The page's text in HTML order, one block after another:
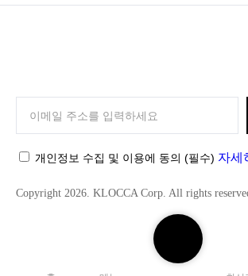
검
색
C
C
개인정보 수집 및 이용에 동의 (필수) 자세
Copyright 2026. KLOCCA Corp. All rights